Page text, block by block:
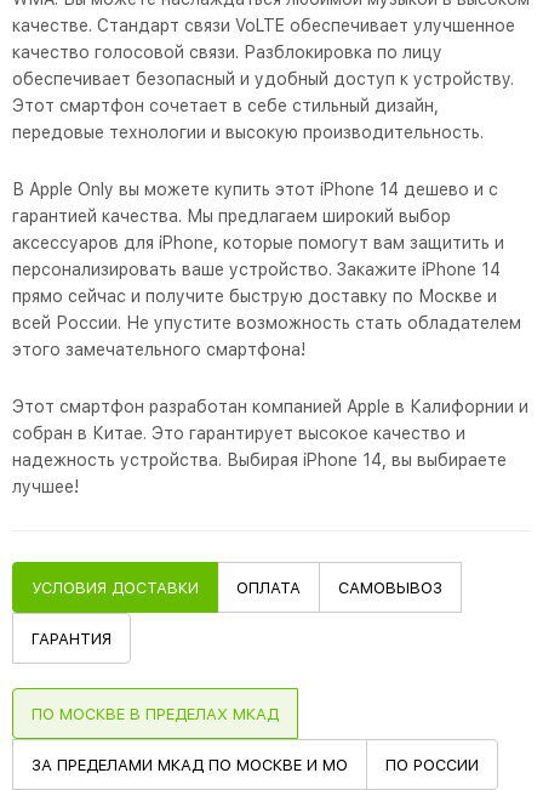
качестве. Стандарт связи VoLTE обеспечивает улучшенное
качество голосовой связи. Разблокировка по лицу
обеспечивает безопасный и удобный доступ к устройству.
Этот смартфон сочетает в себе стильный дизайн,
передовые технологии и высокую производительность.
В Apple Only вы можете купить этот iPhone 14 дешево и с
гарантией качества. Мы предлагаем широкий выбор
аксессуаров для iPhone, которые помогут вам защитить и
персонализировать ваше устройство. Закажите iPhone 14
прямо сейчас и получите быструю доставку по Москве и
всей России. Не упустите возможность стать обладателем
этого замечательного смартфона!
Этот смартфон разработан компанией Apple в Калифорнии и
собран в Китае. Это гарантирует высокое качество и
надежность устройства. Выбирая iPhone 14, вы выбираете
лучшее!
УСЛОВИЯ ДОСТАВКИ ОПЛАТА САМОВЫВОЗ
ГАРАНТИЯ
ПО МОСКВЕ В ПРЕДЕЛАХ МКАД
ЗА ПРЕДЕЛАМИ МКАД ПО МОСКВЕ И МО ПО РОССИИ